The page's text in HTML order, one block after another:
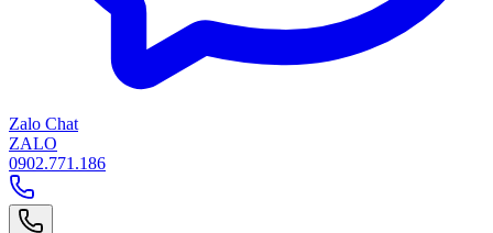
Zalo Chat
ZALO
0902.771.186